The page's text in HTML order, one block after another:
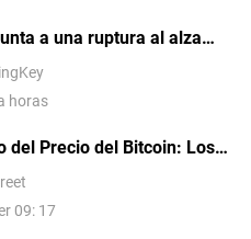
de mayores
una explosión de
a una ruptura al alza
nóminas no agrícolas de
UU.?
horas
del Precio del Bitcoin: Los
hacia los ETF y la
las tensiones en Oriente
el apetito por el riesgo
09: 17